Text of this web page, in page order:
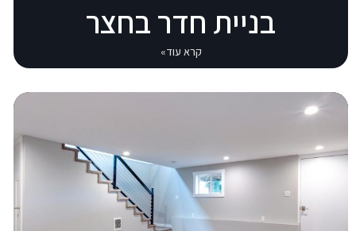
בניית חדר בחצר
קרא עוד»